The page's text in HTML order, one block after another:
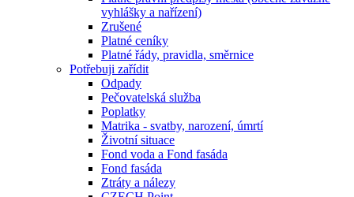
vyhlášky a nařízení)
Zrušené
Platné ceníky
Platné řády, pravidla, směrnice
Potřebuji zařídit
Odpady
Pečovatelská služba
Poplatky
Matrika - svatby, narození, úmrtí
Životní situace
Fond voda a Fond fasáda
Fond fasáda
Ztráty a nálezy